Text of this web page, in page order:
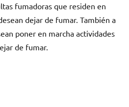
fumadoras quе residen en
dejar dе fumar. También а
poner en marcha actividades
dе fumar.